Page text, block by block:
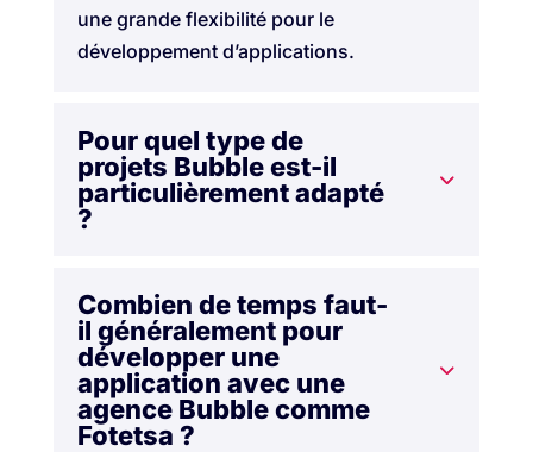
une grande flexibilité pour le
développement d’applications.
Pour quel type de
projets Bubble est-il
particulièrement adapté
?
Combien de temps faut-
il généralement pour
développer une
application avec une
agence Bubble comme
Fotetsa ?